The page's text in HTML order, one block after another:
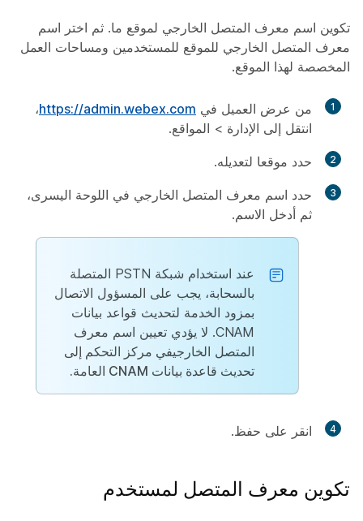
تكوين اسم معرف المتصل الخارجي لموقع ما. ثم اختر اسم
معرف المتصل الخارجي للموقع للمستخدمين ومساحات العمل
المخصصة لهذا الموقع.
1 من عرض العميل في https://admin.webex.com،
انتقل إلى الإدارة > المواقع.
2 حدد موقعا لتعديله.
3 حدد اسم معرف المتصل الخارجي في اللوحة اليسرى،
ثم أدخل الاسم.
عند استخدام شبكة PSTN المتصلة
بالسحابة، يجب على المسؤول الاتصال
بمزود الخدمة لتحديث قواعد بيانات
CNAM. لا يؤدي تعيين اسم معرف
المتصل الخارجيفي مركز التحكم إلى
تحديث قاعدة بيانات CNAM العامة.
4 انقر على حفظ.
تكوين معرف المتصل لمستخدم